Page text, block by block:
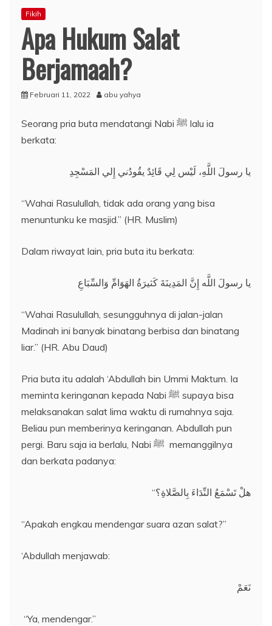
Fikih
Apa Hukum Salat
Berjamaah?
Februari 11, 2022 abu yahya
Seorang pria buta mendatangi Nabi ﷺ lalu ia
berkata:
يا رسولَ اللَّهِ، لَيْس لِي قَائِدٌ يقُودُني إِلي المَسْجِدِ
“Wahai Rasulullah, tidak ada orang yang bisa
menuntunku ke masjid.” (HR. Muslim)
Dalam riwayat lain, pria buta itu berkata:
يا رسولَ اللَّه إِنَّ المَدِينَةَ كَثيرَةُ الهَوَامِّ وَالسِّبَاعِ
“Wahai Rasulullah, sesungguhnya di jalan-jalan
Madinah ini banyak binatang berbisa dan binatang
liar.” (HR. Abu Daud)
Pria buta itu adalah ‘Abdullah bin Ummi Maktum. Ia
meminta keringanan kepada Nabi ﷺ supaya bisa
melaksanakan salat lima waktu di rumahnya saja.
Beliau pun memberinya keringanan. Abdullah pun
pergi. Baru saja ia berlalu, Nabi ﷺ memanggilnya
dan berkata padanya:
“هلْ تَسْمَعُ النِّدَاءَ بِالصَّلاةِ؟
“Apakah engkau mendengar suara azan salat?”
‘Abdullah menjawab:
نَعَمْ
“Ya, mendengar.”